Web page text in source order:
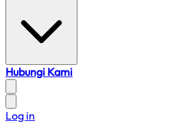
Hubungi Kami
Log in